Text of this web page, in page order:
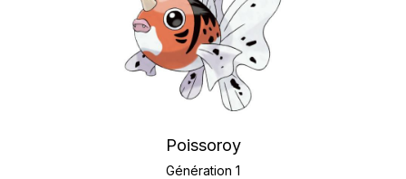
Poissoroy
Génération 1